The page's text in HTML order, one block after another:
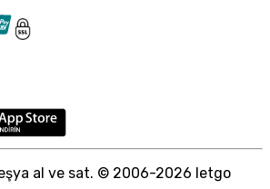
al ve sat. © 2006-2026 letgo